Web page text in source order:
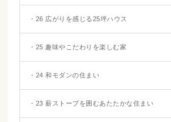
・26 広がりを感じる25坪ハウス
・25 趣味やこだわりを楽しむ家
・24 和モダンの住まい
・23 薪ストーブを囲むあたたかな住まい